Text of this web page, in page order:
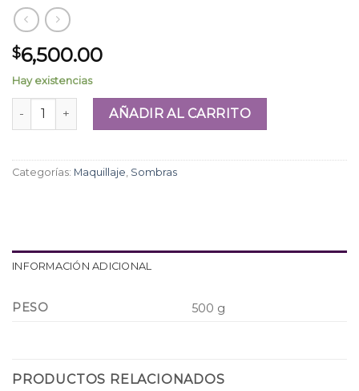
$6,500.00
Hay existencias
Sombras Sevencool con Glitter x8 cantidad
AÑADIR AL CARRITO
Categorías: Maquillaje Sombras
INFORMACIÓN ADICIONAL
PESO 500 g
PRODUCTOS RELACIONADOS